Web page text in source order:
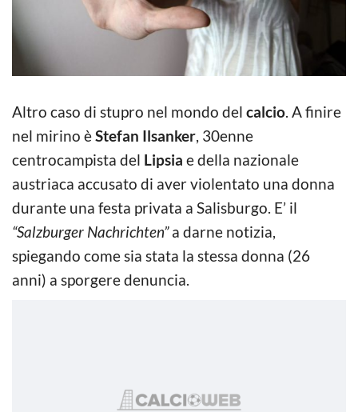
Altro caso di stupro nel mondo del calcio. A finire
nel mirino èStefan Ilsanker, 30enne
centrocampista del Lipsia e della nazionale
austriaca accusato di aver violentato una donna
durante una festa privata a Salisburgo. E’ il
“Salzburger Nachrichten”a darne notizia,
spiegando come sia stata la stessa donna (26
anni) a sporgere denuncia.